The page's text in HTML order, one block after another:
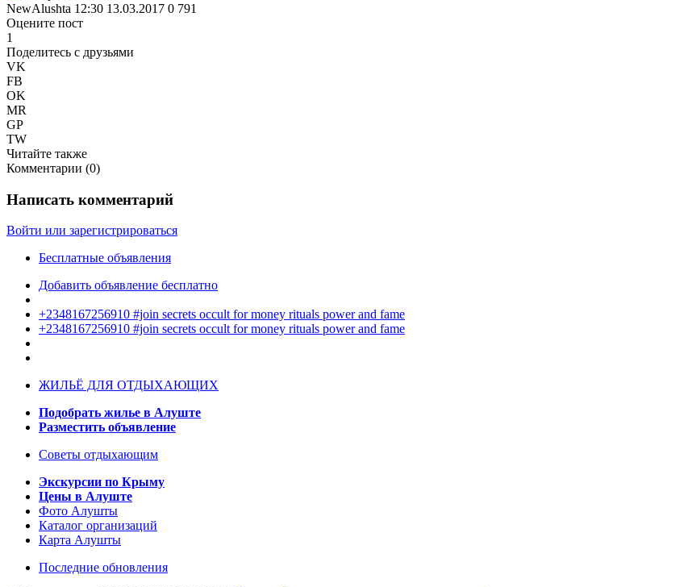
NewAlushta 12:30 13.03.2017 0 791
Оцените пост
1
Поделитесь с друзьями
VK
FB
OK
MR
GP
TW
Читайте также
Комментарии (0)
Написать комментарий
Войти или зарегистрироваться
Бесплатные объявления
Добавить объявление бесплатно
+2348167256910 #join secrets occult for money rituals power and fame
+2348167256910 #join secrets occult for money rituals power and fame
ЖИЛЬЁ ДЛЯ ОТДЫХАЮЩИХ
Подобрать жилье в Алуште
Разместить объявление
Советы отдыхающим
Экскурсии по Крыму
Цены в Алуште
Фото Алушты
Каталог организаций
Карта Алушты
Последние обновления